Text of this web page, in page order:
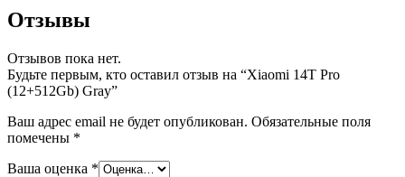
Отзывы
Отзывов пока нет.
Будьте первым, кто оставил отзыв на “Xiaomi 14Т Pro
(12+512Gb) Gray”
Ваш адрес email не будет опубликован. Обязательные поля
помечены *
Ваша оценка *